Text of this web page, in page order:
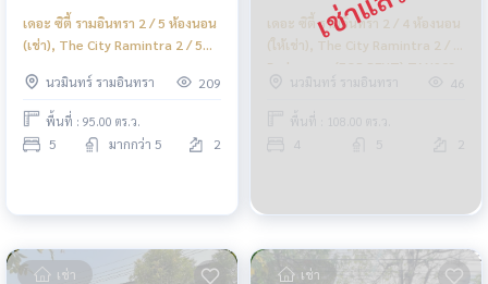
เดอะ ซิตี้ รามอินทรา 2 / 5 ห้องนอน
(เช่า), The City Ramintra 2 / 5
นวมินทร์ รามอินทรา
209
พื้นที่ : 95.00 ตร.ว.
5 มากกว่า 5 2
เดอะ ซิตี้ รามอินทรา 2 / 4 ห้องนอน
(ให้เช่า), The City Ramintra 2 / 4
Bedrooms (FOR RENT) TAN903
นวมินทร์ รามอินทรา
46
พื้นที่ : 108.00 ตร.ว.
4 5
เช่า เช่า